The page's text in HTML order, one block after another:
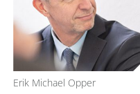
Erik Michael Opper